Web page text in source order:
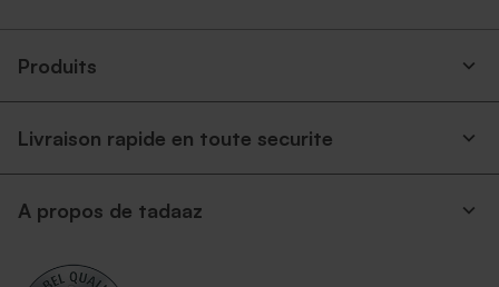
Produits
Livraison rapide en toute securite
A propos de tadaaz